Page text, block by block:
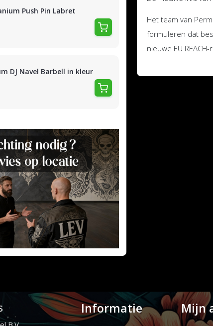
Push Pin Labret
DJ Navel Barbell in kleur
Het team van
formuleren dat
nieuwe EU REACH-
Informatie Mijn